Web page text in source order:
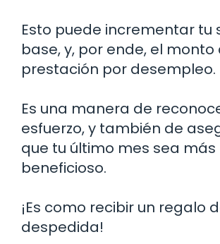
Esto puede incrementar tu
base, y, por ende, el monto
prestación por desempleo.
Es una manera de
esfuerzo, y también de
que tu último mes sea más
beneficioso.
¡Es como recibir un regalo
despedida!